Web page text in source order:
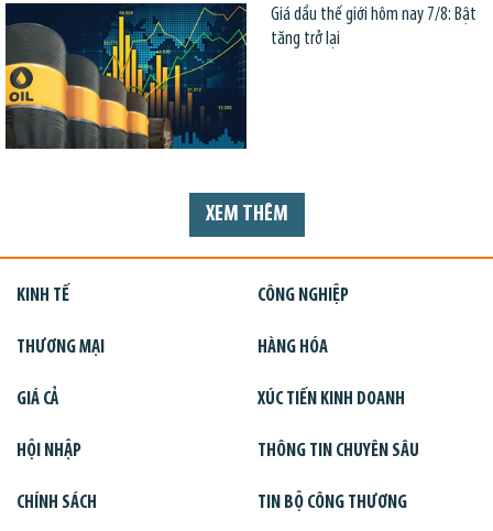
Giá dầu thế giới hôm nay 7/8: Bật
tăng trở lại
XEM THÊM
KINH TẾ CÔNG NGHIỆP
THƯƠNG MẠI HÀNG HÓA
GIÁ CẢ XÚC TIẾN KINH DOANH
HỘI NHẬP THÔNG TIN CHUYÊN SÂU
CHÍNH SÁCH TIN BỘ CÔNG THƯƠNG